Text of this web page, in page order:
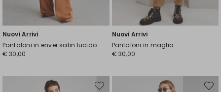
Nuovi Arrivi
Pantaloni in enver satin lucido
€ 30,00
Nuovi Arrivi
Pantaloni in maglia
€ 30,00
Sposta